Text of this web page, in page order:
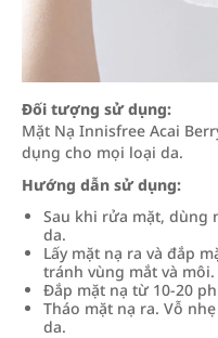
Đối tượng sử dụng:
Mặt Nạ Innisfree Acai
dụng cho mọi loại da.
Hướng dẫn sử dụng:
Sau khi rửa mặt, dùng
da.
Lấy mặt nạ ra và đắp
tránh vùng mắt và môi.
Đắp mặt nạ từ 10-20
Tháo mặt nạ ra. Vỗ
da.